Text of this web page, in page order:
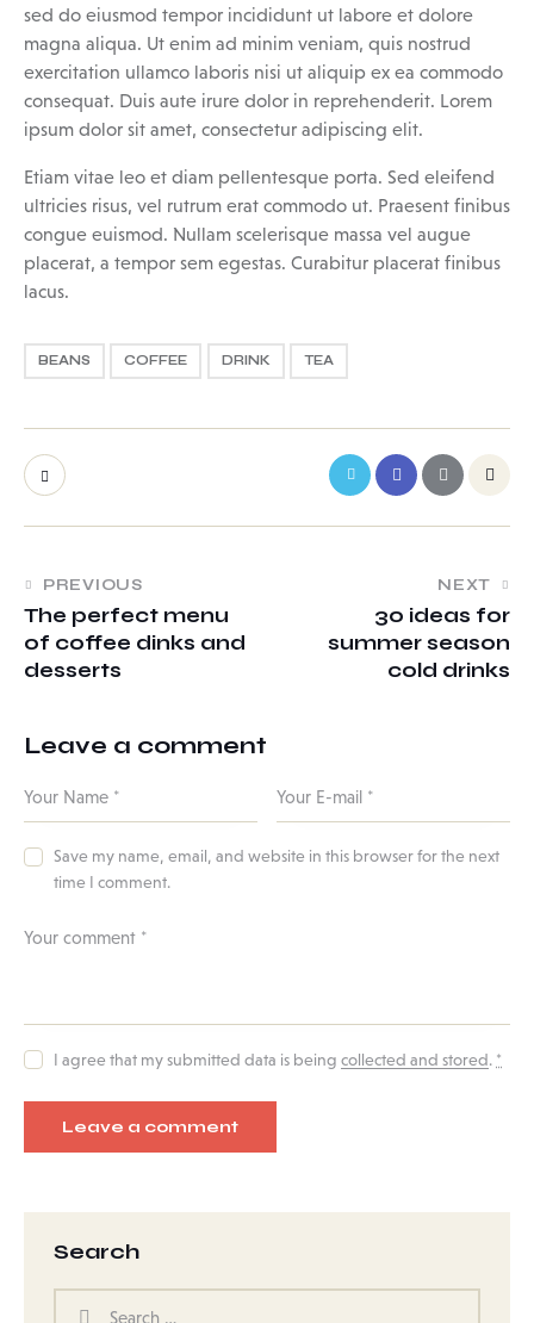
sed do eiusmod tempor incididunt ut labore et dolore
magna aliqua. Ut enim ad minim veniam, quis nostrud
exercitation ullamco laboris nisi ut aliquip ex ea commodo
consequat. Duis aute irure dolor in reprehenderit. Lorem
ipsum dolor sit amet, consectetur adipiscing elit.
Etiam vitae leo et diam pellentesque porta. Sed eleifend
ultricies risus, vel rutrum erat commodo ut. Praesent finibus
congue euismod. Nullam scelerisque massa vel augue
placerat, a tempor sem egestas. Curabitur placerat finibus
lacus.
BEANS COFFEE DRINK TEA
PREVIOUS
The perfect menu
of coffee dinks and
desserts
NEXT
30 ideas for
summer season
cold drinks
Leave a comment
Save my name, email, and website in this browser for the next
time I comment.
I agree that my submitted data is beingcollected and stored. *
Search